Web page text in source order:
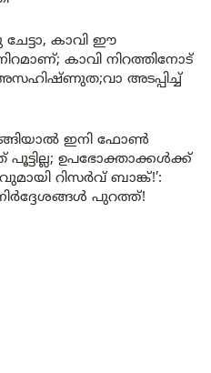
കാവി ഈ
കാവി നിറത്തിനോട്
അടപ്പിച്ച്
ഇനി ഫോൺ
ഉപഭോക്താക്കൾക്ക്
റിസർവ് ബാങ്ക്!’:
പുറത്ത്!